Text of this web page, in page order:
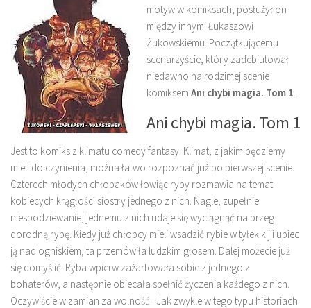
motyw w komiksach, posłużył on
między innymi Łukaszowi
Żukowskiemu. Początkującemu
scenarzyście, który zadebiutował
niedawno na rodzimej scenie
komiksem Ani chybi magia. Tom 1.
Ani chybi magia. Tom 1
Jest to komiks z klimatu comedy fantasy. Klimat, z jakim będziemy
mieli do czynienia, można łatwo rozpoznać już po pierwszej scenie.
Czterech młodych chłopaków łowiąc ryby rozmawia na temat
kobiecych krągłości siostry jednego z nich. Nagle, zupełnie
niespodziewanie, jednemu z nich udaje się wyciągnąć na brzeg
dorodną rybę. Kiedy już chłopcy mieli wsadzić rybie w tyłek kij i upiec
ją nad ogniskiem, ta przemówiła ludzkim głosem. Dalej możecie już
się domyślić. Ryba wpierw zażartowała sobie z jednego z
bohaterów, a następnie obiecała spełnić życzenia każdego z nich.
Oczywiście w zamian za wolność. Jak zwykle w tego typu historiach